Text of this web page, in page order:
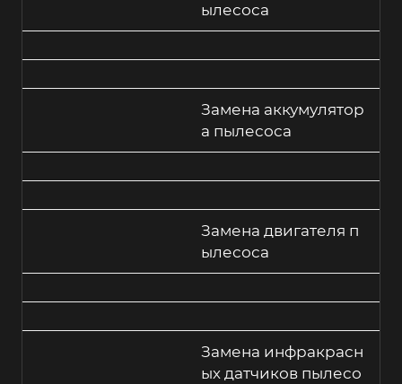
ылесоса
Замена аккумулятор
а пылесоса
Замена двигателя п
ылесоса
Замена инфракрасн
ых датчиков пылесо